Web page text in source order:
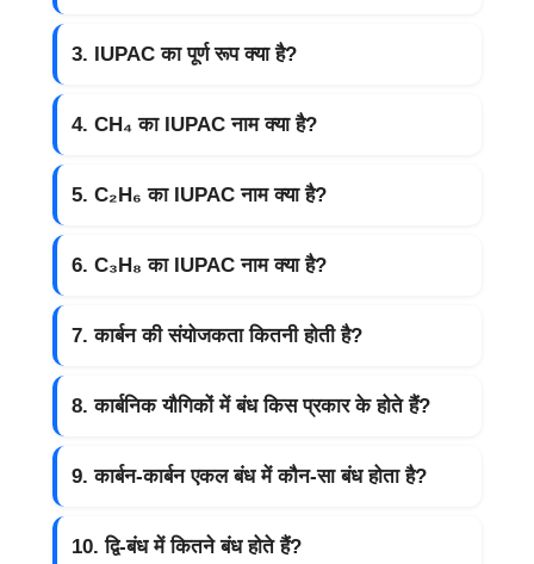
3. IUPAC का पूर्ण रूप क्या है?
4. CH₄ का IUPAC नाम क्या है?
5. C₂H₆ का IUPAC नाम क्या है?
6. C₃H₈ का IUPAC नाम क्या है?
7. कार्बन की संयोजकता कितनी होती है?
8. कार्बनिक यौगिकों में बंध किस प्रकार के होते हैं?
9. कार्बन-कार्बन एकल बंध में कौन-सा बंध होता है?
10. द्वि-बंध में कितने बंध होते हैं?